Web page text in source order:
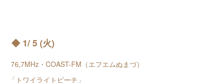
◆ 1/ 5 (火)
76,7MHz・COAST-FM（エフエムぬまづ）
「トワイライトビーチ」